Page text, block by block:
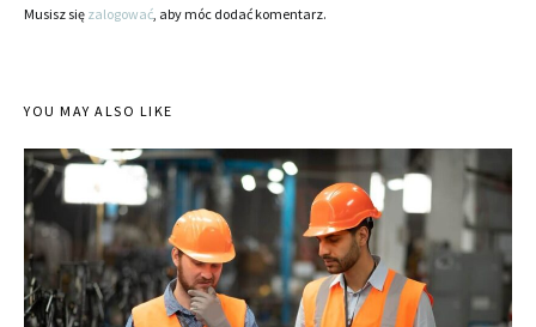
Musisz się zalogować , aby móc dodać komentarz.
YOU MAY ALSO LIKE